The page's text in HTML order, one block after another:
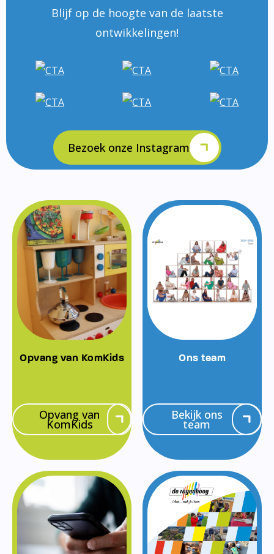
Blijf op de hoogte van de laatste
ontwikkelingen!
Bezoek onze Instagram
Opvang van KomKids
Opvang van
KomKids
Ons team
Bekijk ons
team